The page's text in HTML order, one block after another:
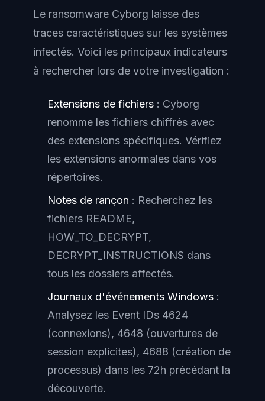
Le ransomware Cyborg laisse des
traces caractéristiques sur les systèmes
infectés. Voici les principaux indicateurs
à rechercher lors de votre investigation :
Extensions de fichiers : Cyborg
renomme les fichiers chiffrés avec
des extensions spécifiques. Vérifiez
les extensions anormales dans vos
répertoires.
Notes de rançon : Recherchez les
fichiers README,
HOW_TO_DECRYPT,
DECRYPT_INSTRUCTIONS dans
tous les dossiers affectés.
Journaux d'événements Windows :
Analysez les Event IDs 4624
(connexions), 4648 (ouvertures de
session explicites), 4688 (création de
processus) dans les 72h précédant la
découverte.